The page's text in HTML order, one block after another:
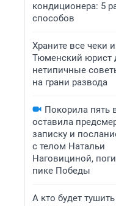
кондиционера: 5
способов
Храните все чеки
Тюменский юрист
нетипичные
на грани развода
Покорила пять
оставила
записку и
с телом Натальи
Наговициной,
пике Победы
А кто будет